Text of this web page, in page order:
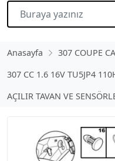
Anasayfa
307 COUPE
307 CC 1.6 16V TU5JP4
AÇILIR TAVAN VE